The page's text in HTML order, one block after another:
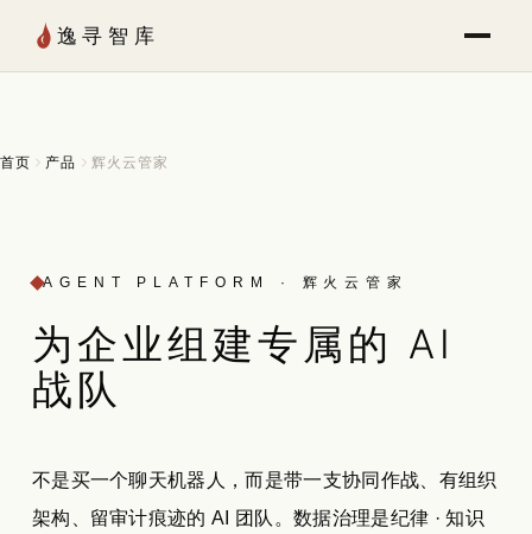
Skip to Content
逸寻智库
首页 产品 辉火云管家
AGENT PLATFORM · 辉火云管家
为企业组建专属的 AI
战队
不是买一个聊天机器人，而是带一支协同作战、有组织
架构、留审计痕迹的 AI 团队。数据治理是纪律 · 知识